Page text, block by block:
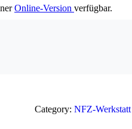
Online-Version verfügbar.
Category: NFZ-Werkstatt